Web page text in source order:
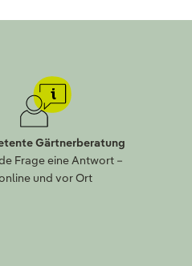
Gärtnerberatung
Frage eine Antwort –
und vor Ort